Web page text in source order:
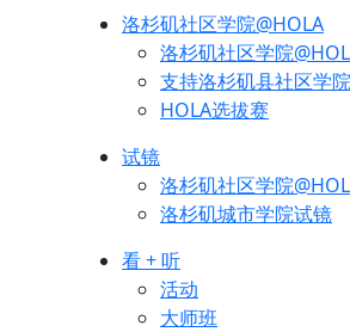
洛杉矶社区学院@HOLA
洛杉矶社区学院
支持洛杉矶县社区学
HOLA选拔赛
试镜
洛杉矶社区学院
洛杉矶城市学院试镜
看 + 听
活动
大师班